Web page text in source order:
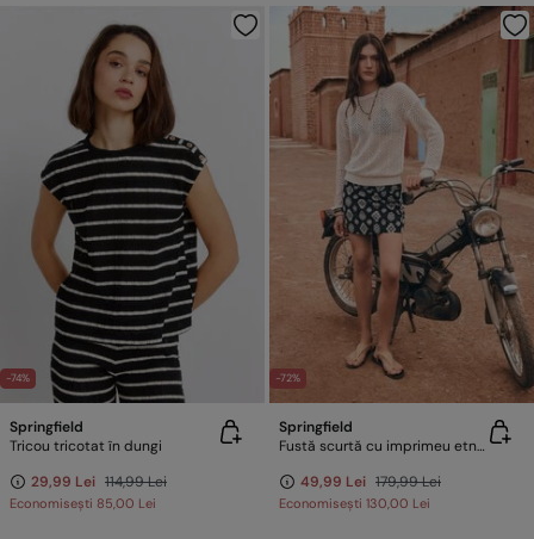
-74%
Springfield
Tricou tricotat în dungi
29,99 Lei 114,99 Lei
Economisești 85,00 Lei
-72%
Springfield
Fustă scurtă cu imprimeu etnic
49,99 Lei 179,99 Lei
Economisești 130,00 Lei